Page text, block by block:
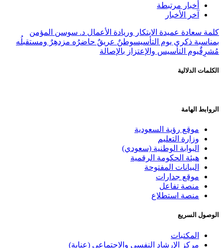
أخبار مرتبطة
آخر الأخبار
كلمة سعادة عميدة الابتكار وريادة الأعمال د. سوسن المؤمن
بمناسبة ذكرى يوم التأسيسوطنٌ عريقٌ حاضرُه مزدهِرٌ ومستقبلُه
مُشرِقٌيوم التأسيس والإعتزاز بالإصالة
الكلمات الدلالية
الروابط الهامة
موقع رؤية السعودية
وزارة التعليم
البوابة الوطنية (سعودي)
هيئة الحكومة الرقمية
البيانات المفتوحة
موقع جدارات
منصة تفاعل
منصة استطلاع
الوصول السريع
المكتبات
مركز الإرشاد النفسي والاجتماعي (عناية)